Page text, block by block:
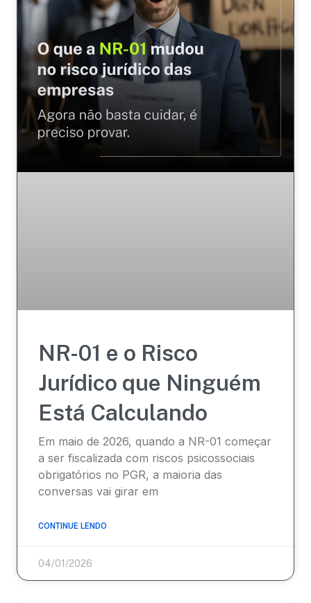
NR-01 e o Risco
Jurídico que Ninguém
Está Calculando
Em maio de 2026, quando a NR-01 começar
a ser fiscalizada com riscos psicossociais
obrigatórios no PGR, a maioria das
conversas vai girar em
CONTINUE LENDO
04/01/2026